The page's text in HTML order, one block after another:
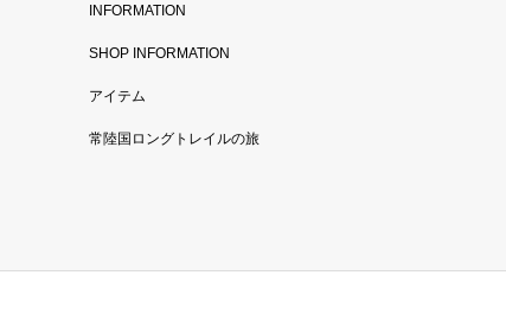
INFORMATION
SHOP INFORMATION
アイテム
常陸国ロングトレイルの旅